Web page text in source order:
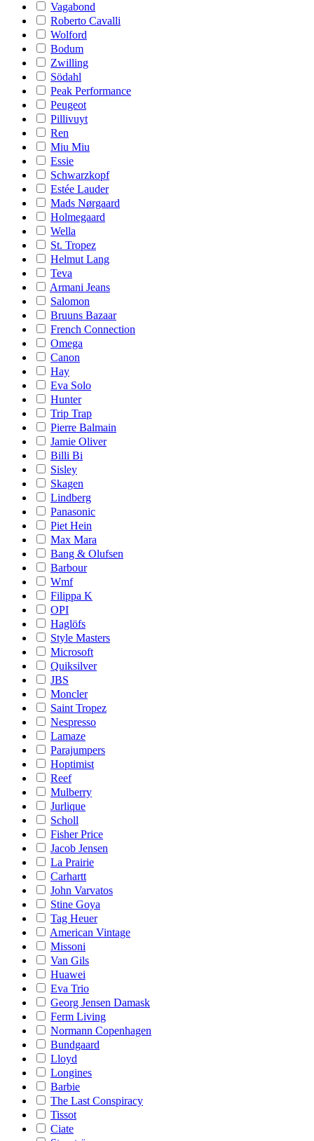
Vagabond
Roberto Cavalli
Wolford
Bodum
Zwilling
Södahl
Peak Performance
Peugeot
Pillivuyt
Ren
Miu Miu
Essie
Schwarzkopf
Estée Lauder
Mads Nørgaard
Holmegaard
Wella
St. Tropez
Helmut Lang
Teva
Armani Jeans
Salomon
Bruuns Bazaar
French Connection
Omega
Canon
Hay
Eva Solo
Hunter
Trip Trap
Pierre Balmain
Jamie Oliver
Billi Bi
Sisley
Skagen
Lindberg
Panasonic
Piet Hein
Max Mara
Bang & Olufsen
Barbour
Wmf
Filippa K
OPI
Haglöfs
Style Masters
Microsoft
Quiksilver
JBS
Moncler
Saint Tropez
Nespresso
Lamaze
Parajumpers
Hoptimist
Reef
Mulberry
Jurlique
Scholl
Fisher Price
Jacob Jensen
La Prairie
Carhartt
John Varvatos
Stine Goya
Tag Heuer
American Vintage
Missoni
Van Gils
Huawei
Eva Trio
Georg Jensen Damask
Ferm Living
Normann Copenhagen
Bundgaard
Lloyd
Longines
Barbie
The Last Conspiracy
Tissot
Ciate